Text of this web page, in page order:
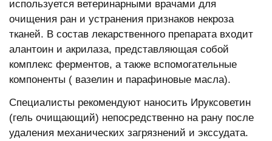
используется ветеринарными врачами для
очищения ран и устранения признаков некроза
тканей. В состав лекарственного препарата входит
алантоин и акрилаза, представляющая собой
комплекс ферментов, а также вспомогательные
компоненты ( вазелин и парафиновые масла).
Специалисты рекомендуют наносить Ируксоветин
(гель очищающий) непосредственно на рану после
удаления механических загрязнений и экссудата.